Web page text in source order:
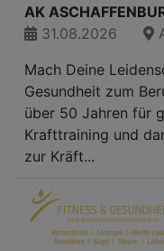
AK
31.08.2026
Mach Deine
Gesundheit zum
über 50 Jahren für
Krafttraining und
zur Kräft...